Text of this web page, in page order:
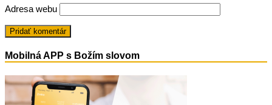
Adresa webu
Mobilná APP s Božím slovom